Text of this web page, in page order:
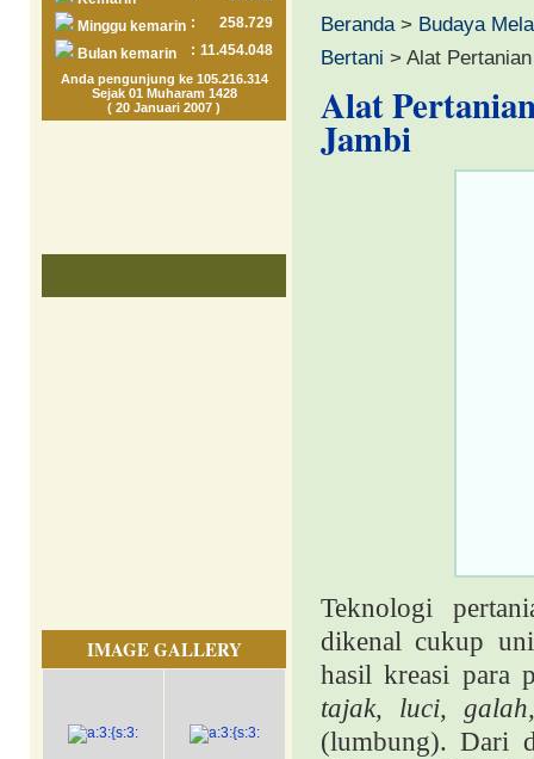
Minggu kemarin :
258.729
Bulan kemarin
: 11.454.048
Anda pengunjung ke 105.216.314
Sejak 01 Muharam 1428
( 20 Januari 2007 )
IMAGE GALLERY
Beranda> Budaya
Bertani > Alat
Alat
Jambi
Teknologi
dikenal cukup
hasil kreasi para
tajak, luci,
(lumbung). Dari